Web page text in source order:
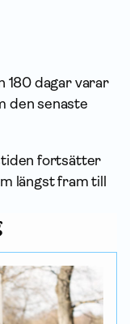
180 dagar varar
den senaste
fortsätter
längst fram till